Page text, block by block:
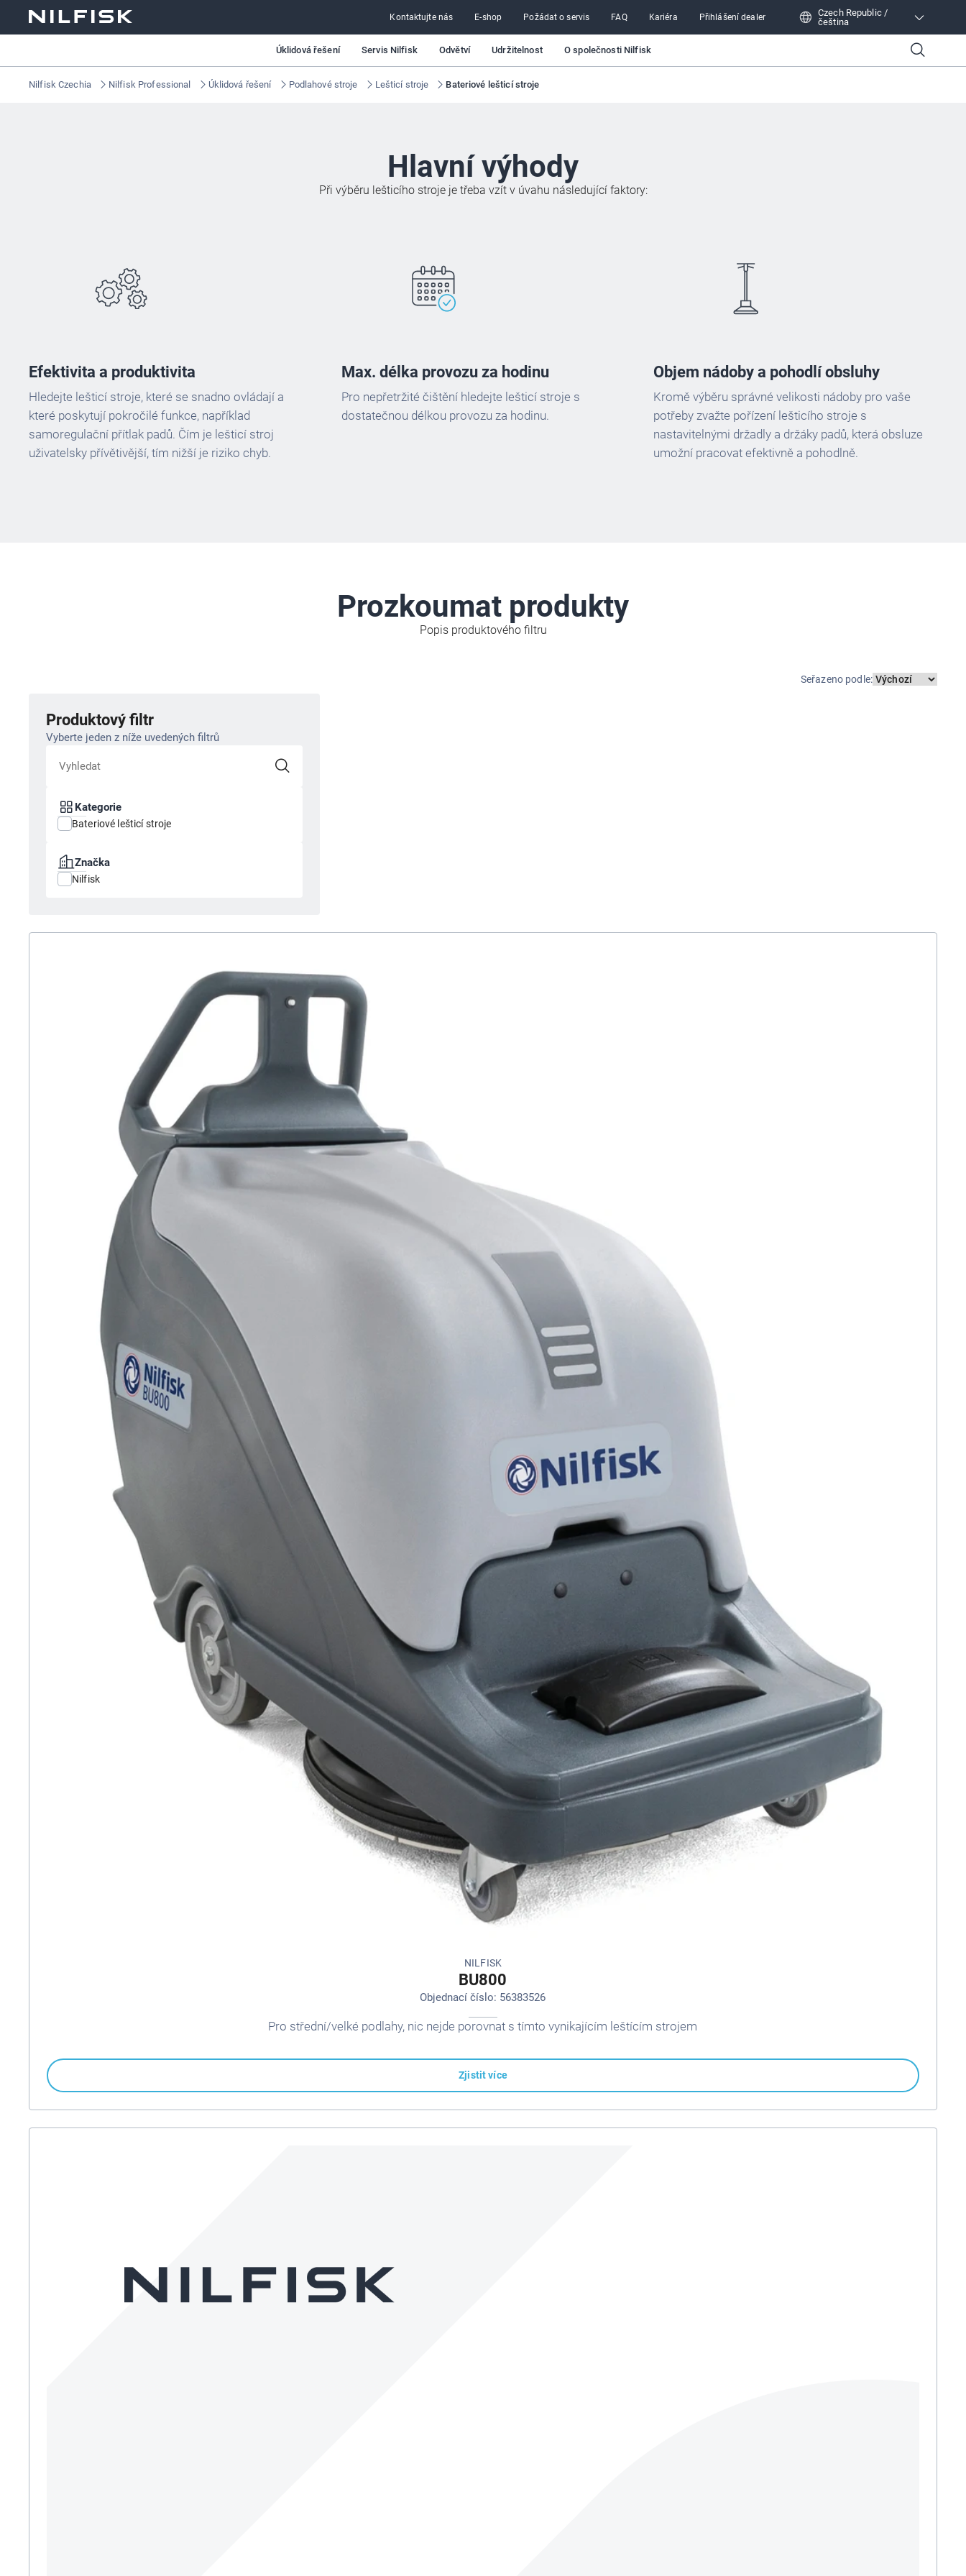
Kontaktujte nás E-shop Požádat o servis FAQ Kariéra Přihlášení dealer
Czech Republic /
čeština
Czech Republic / čeština
Úklidová řešení Servis Nilfisk Odvětví Udržitelnost O společnosti Nilfisk
Nilfisk Czechia Nilfisk Professional Úklidová řešení Podlahové stroje Lešticí stroje Bateriové lešticí stroje
Hlavní výhody
Při výběru lešticího stroje je třeba vzít v úvahu následující faktory:
Efektivita a produktivita
Hledejte lešticí stroje, které se snadno ovládají a
které poskytují pokročilé funkce, například
samoregulační přítlak padů. Čím je lešticí stroj
uživatelsky přívětivější, tím nižší je riziko chyb.
Max. délka provozu za hodinu
Pro nepřetržité čištění hledejte lešticí stroje s
dostatečnou délkou provozu za hodinu.
Objem nádoby a pohodlí obsluhy
Kromě výběru správné velikosti nádoby pro vaše
potřeby zvažte pořízení lešticího stroje s
nastavitelnými držadly a držáky padů, která obsluze
umožní pracovat efektivně a pohodlně.
Prozkoumat produkty
Popis produktového filtru
Seřazeno podle:
Produktový filtr
Vyberte jeden z níže uvedených filtrů
Kategorie
Bateriové lešticí stroje
Značka
Nilfisk
NILFISK
BU800
Objednací číslo: 56383526
Pro střední/velké podlahy, nic nejde porovnat s tímto vynikajícím leštícím strojem
Zjistit více